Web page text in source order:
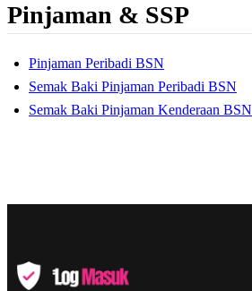
Pinjaman & SSP
Pinjaman Peribadi BSN
Semak Baki Pinjaman Peribadi BSN
Semak Baki Pinjaman Kenderaan BSN